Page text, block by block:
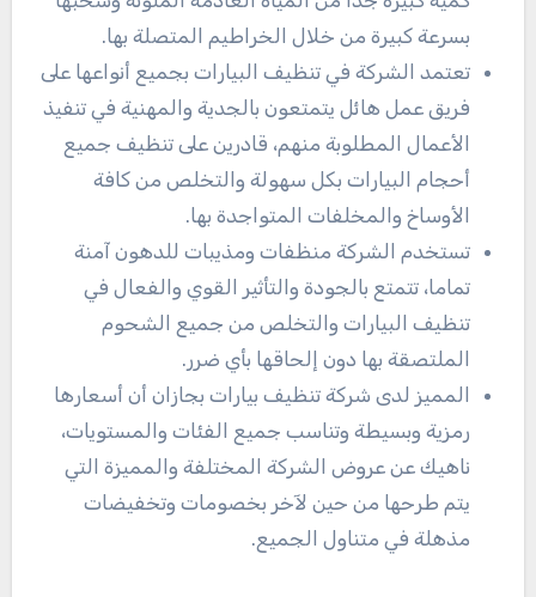
بسرعة كبيرة من خلال الخراطيم المتصلة بها.
تعتمد الشركة في تنظيف البيارات بجميع أنواعها على
فريق عمل هائل يتمتعون بالجدية والمهنية في تنفيذ
الأعمال المطلوبة منهم، قادرين على تنظيف جميع
أحجام البيارات بكل سهولة والتخلص من كافة
الأوساخ والمخلفات المتواجدة بها.
تستخدم الشركة منظفات ومذيبات للدهون آمنة
تماما، تتمتع بالجودة والتأثير القوي والفعال في
تنظيف البيارات والتخلص من جميع الشحوم
الملتصقة بها دون إلحاقها بأي ضرر.
المميز لدى شركة تنظيف بيارات بجازان أن أسعارها
رمزية وبسيطة وتناسب جميع الفئات والمستويات،
ناهيك عن عروض الشركة المختلفة والمميزة التي
يتم طرحها من حين لآخر بخصومات وتخفيضات
مذهلة في متناول الجميع.